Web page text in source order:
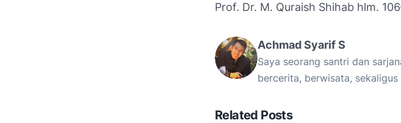
Prof. Dr. M. Quraish Shihab hlm.
Achmad Syarif S
Saya seorang santri dan
bercerita, berwisata,
Related Posts